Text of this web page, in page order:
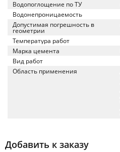
Водопоглощение по ТУ
Водонепроницаемость
Допустимая погрешность в
геометрии
Температура работ
Марка цемента
Вид работ
Область применения
Добавить к заказу